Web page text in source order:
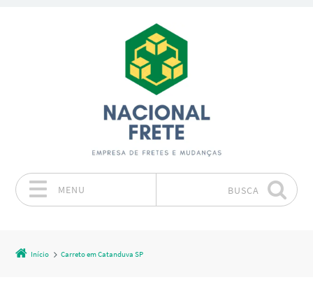
MENU BUSCA
Início Carreto em Catanduva SP